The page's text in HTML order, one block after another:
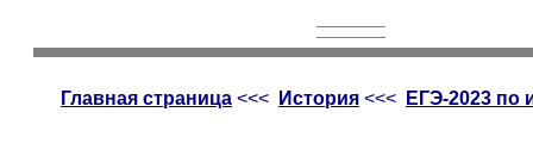
Главная страница <<< История <<< ЕГЭ-2023 по